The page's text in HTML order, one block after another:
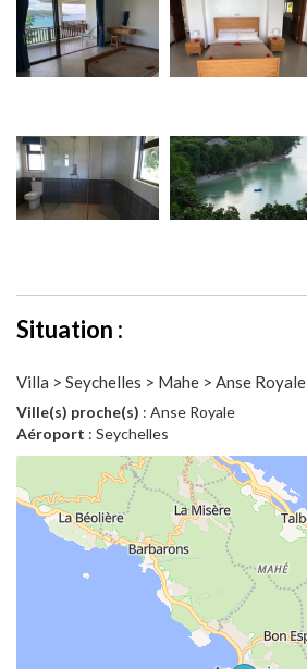
Situation :
Villa > Seychelles > Mahe > Anse Royale
Ville(s) proche(s) : Anse Royale
Aéroport : Seychelles